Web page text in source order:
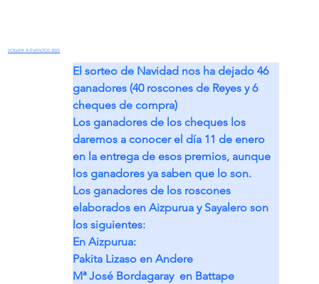
VOLVER A EVENTOS 2025
El sorteo de Navidad nos ha dejado 46
ganadores (40 roscones de Reyes y 6
cheques de compra)
Los ganadores de los cheques los
daremos a conocer el día 11 de enero
en la entrega de esos premios, aunque
los ganadores ya saben que lo son.
Los ganadores de los roscones
elaborados en Aizpurua y Sayalero son
los siguientes:
En Aizpurua:
Pakita Lizaso en Andere
Mª José Bordagaray  en Battape